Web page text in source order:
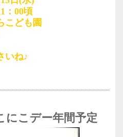
頃
ども園
いね♪
こデー年間予定